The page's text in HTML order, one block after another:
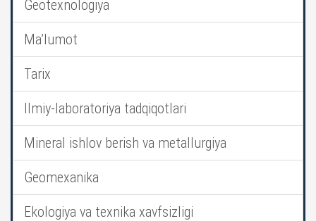
Geotexnologiya
Ma’lumot
Tarix
Ilmiy-laboratoriya tadqiqotlari
Mineral ishlov berish va metallurgiya
Geomexanika
Ekologiya va texnika xavfsizligi